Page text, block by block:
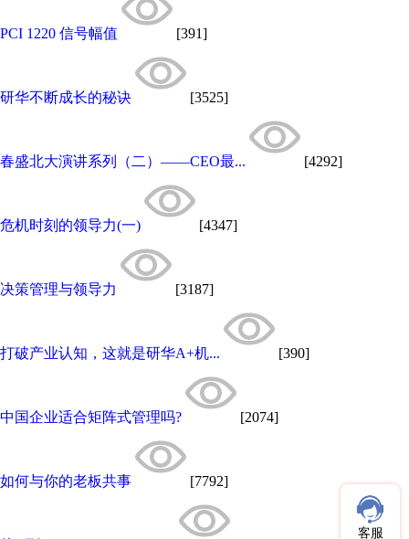
PCI 1220 信号幅值 [391]
研华不断成长的秘诀 [3525]
春盛北大演讲系列（二）——CEO最... [4292]
危机时刻的领导力(一) [4347]
决策管理与领导力 [3187]
打破产业认知，这就是研华A+机... [390]
中国企业适合矩阵式管理吗? [2074]
如何与你的老板共事 [7792]
客服